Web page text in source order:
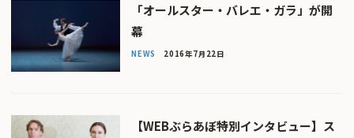
「オールスター・バレエ・ガラ」が開
幕
NEWS 2016年7月22日
【WEBぶらあぼ特別インタビュー】ス